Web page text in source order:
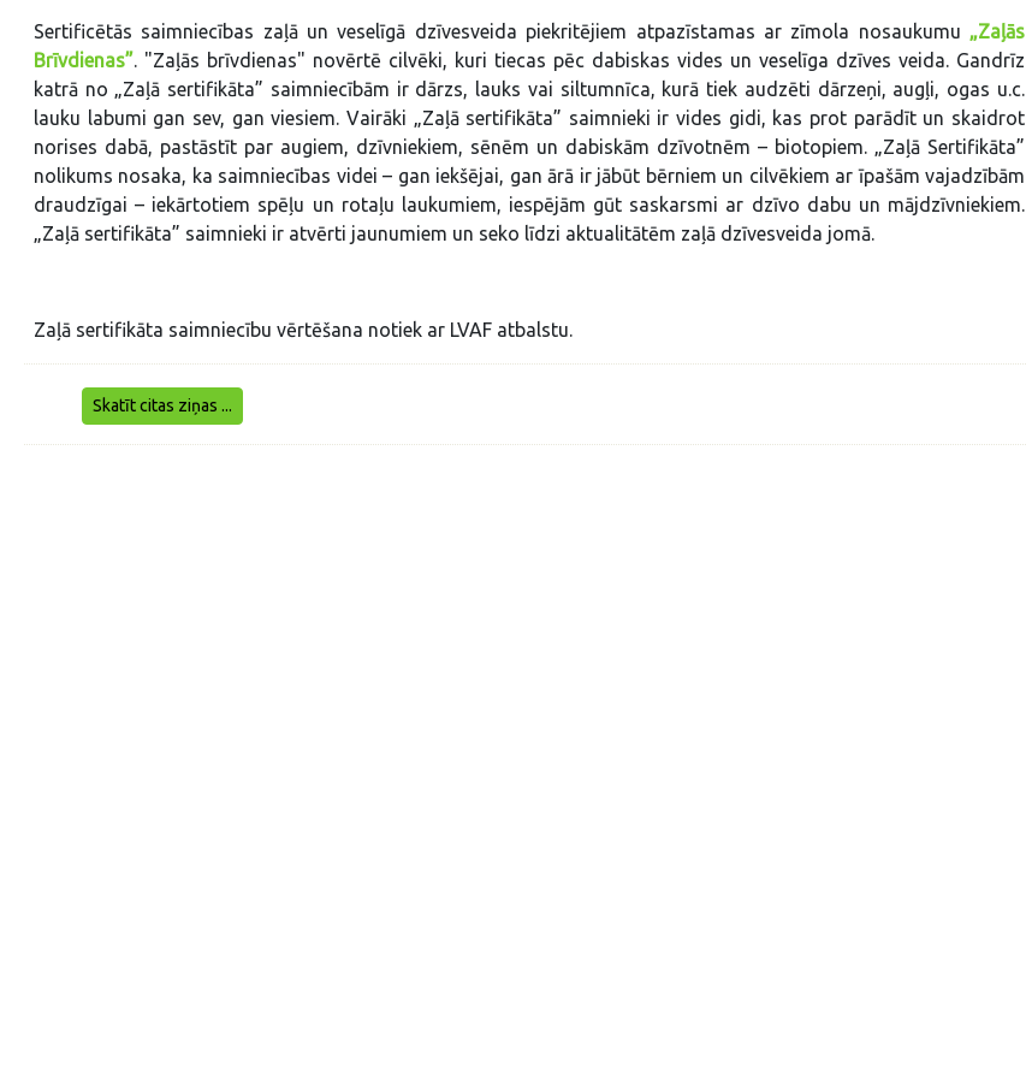
Sertificētās saimniecības zaļā un veselīgā dzīvesveida piekritējiem atpazīstamas ar zīmola nosaukumu „Zaļās
Brīvdienas”. "Zaļās brīvdienas" novērtē cilvēki, kuri tiecas pēc dabiskas vides un veselīga dzīves veida. Gandrīz
katrā no „Zaļā sertifikāta” saimniecībām ir dārzs, lauks vai siltumnīca, kurā tiek audzēti dārzeņi, augļi, ogas u.c.
lauku labumi gan sev, gan viesiem. Vairāki „Zaļā sertifikāta” saimnieki ir vides gidi, kas prot parādīt un skaidrot
norises dabā, pastāstīt par augiem, dzīvniekiem, sēnēm un dabiskām dzīvotnēm – biotopiem. „Zaļā Sertifikāta”
nolikums nosaka, ka saimniecības videi – gan iekšējai, gan ārā ir jābūt bērniem un cilvēkiem ar īpašām vajadzībām
draudzīgai – iekārtotiem spēļu un rotaļu laukumiem, iespējām gūt saskarsmi ar dzīvo dabu un mājdzīvniekiem.
„Zaļā sertifikāta” saimnieki ir atvērti jaunumiem un seko līdzi aktualitātēm zaļā dzīvesveida jomā.
Zaļā sertifikāta saimniecību vērtēšana notiek ar LVAF atbalstu.
Skatīt citas ziņas ...